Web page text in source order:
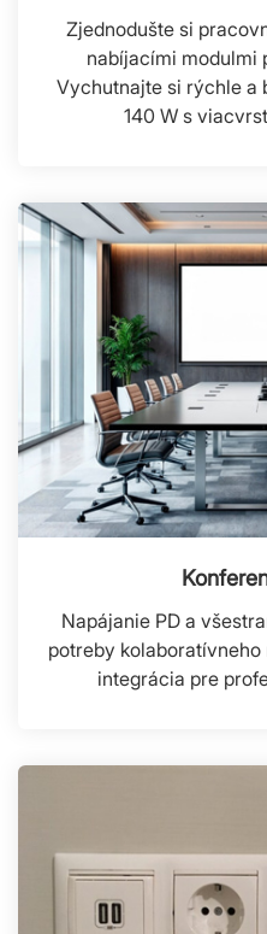
Zjednodušte si
nabíjacími modulmi
Vychutnajte si rýchle a
140 W s
Napájanie PD a
potreby
integrácia pre